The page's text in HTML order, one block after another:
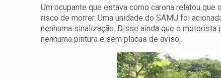
Um ocupante que estava como carona relatou
risco de morrer. Uma unidade do SAMU foi
nenhuma sinalização. Disse ainda que o
nenhuma pintura e sem placas de aviso.